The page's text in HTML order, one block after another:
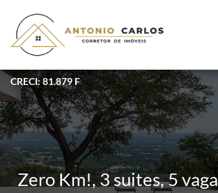
CRECI: 81.879 F
Zero Km!, 3 suites, 5